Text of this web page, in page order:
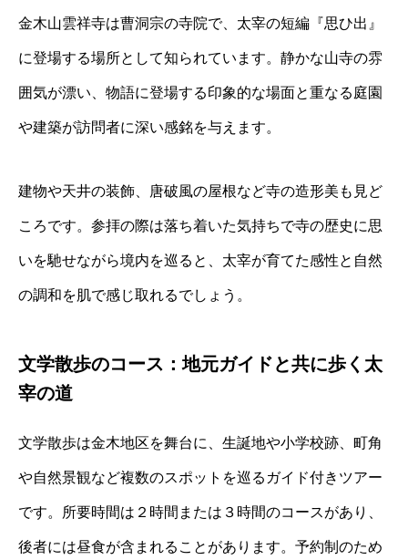
金木山雲祥寺は曹洞宗の寺院で、太宰の短編『思ひ出』
に登場する場所として知られています。静かな山寺の雰
囲気が漂い、物語に登場する印象的な場面と重なる庭園
や建築が訪問者に深い感銘を与えます。
建物や天井の装飾、唐破風の屋根など寺の造形美も見ど
ころです。参拝の際は落ち着いた気持ちで寺の歴史に思
いを馳せながら境内を巡ると、太宰が育てた感性と自然
の調和を肌で感じ取れるでしょう。
文学散歩のコース：地元ガイドと共に歩く太
宰の道
文学散歩は金木地区を舞台に、生誕地や小学校跡、町角
や自然景観など複数のスポットを巡るガイド付きツアー
です。所要時間は２時間または３時間のコースがあり、
後者には昼食が含まれることがあります。予約制のため